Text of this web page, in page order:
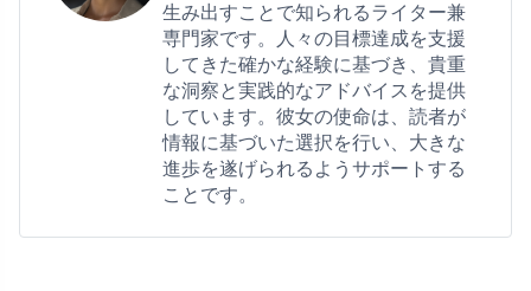
生み出すことで知られるライター兼
専門家です。人々の目標達成を支援
してきた確かな経験に基づき、貴重
な洞察と実践的なアドバイスを提供
しています。彼女の使命は、読者が
情報に基づいた選択を行い、大きな
進歩を遂げられるようサポートする
ことです。